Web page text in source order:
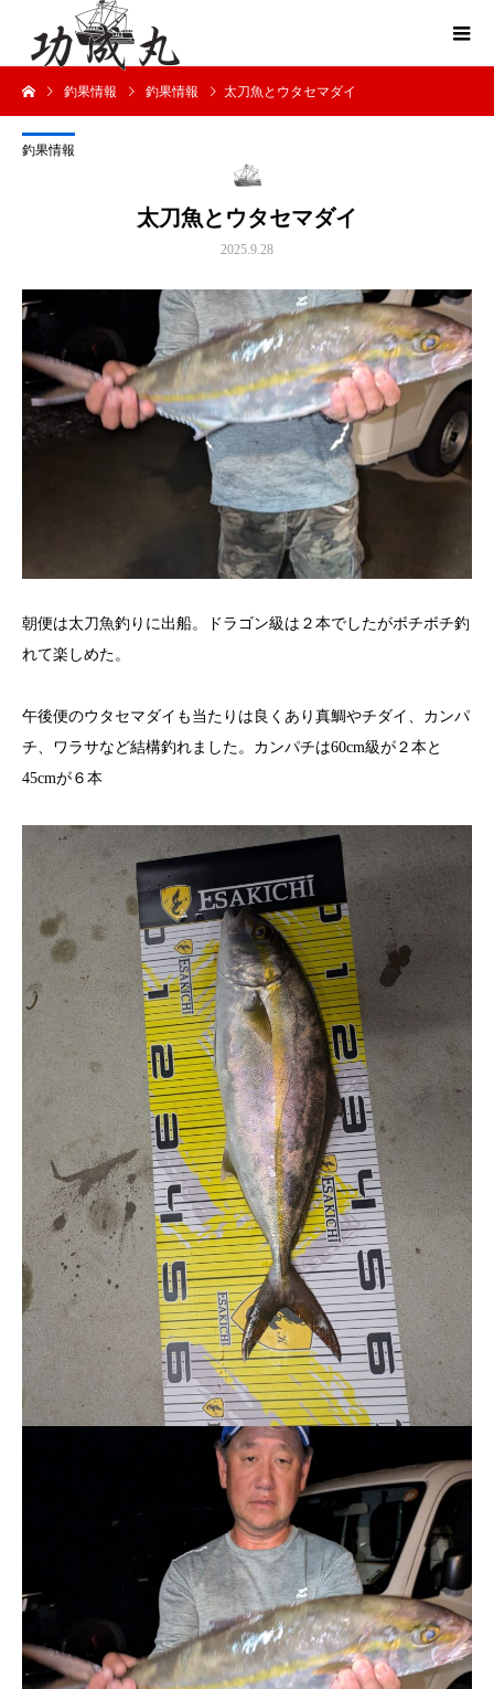
釣果情報 釣果情報 太刀魚とウタセマダイ
釣果情報
太刀魚とウタセマダイ
2025.9.28
朝便は太刀魚釣りに出船。ドラゴン級は２本でしたがボチボチ釣
れて楽しめた。
午後便のウタセマダイも当たりは良くあり真鯛やチダイ、カンパ
チ、ワラサなど結構釣れました。カンパチは60cm級が２本と
45cmが６本